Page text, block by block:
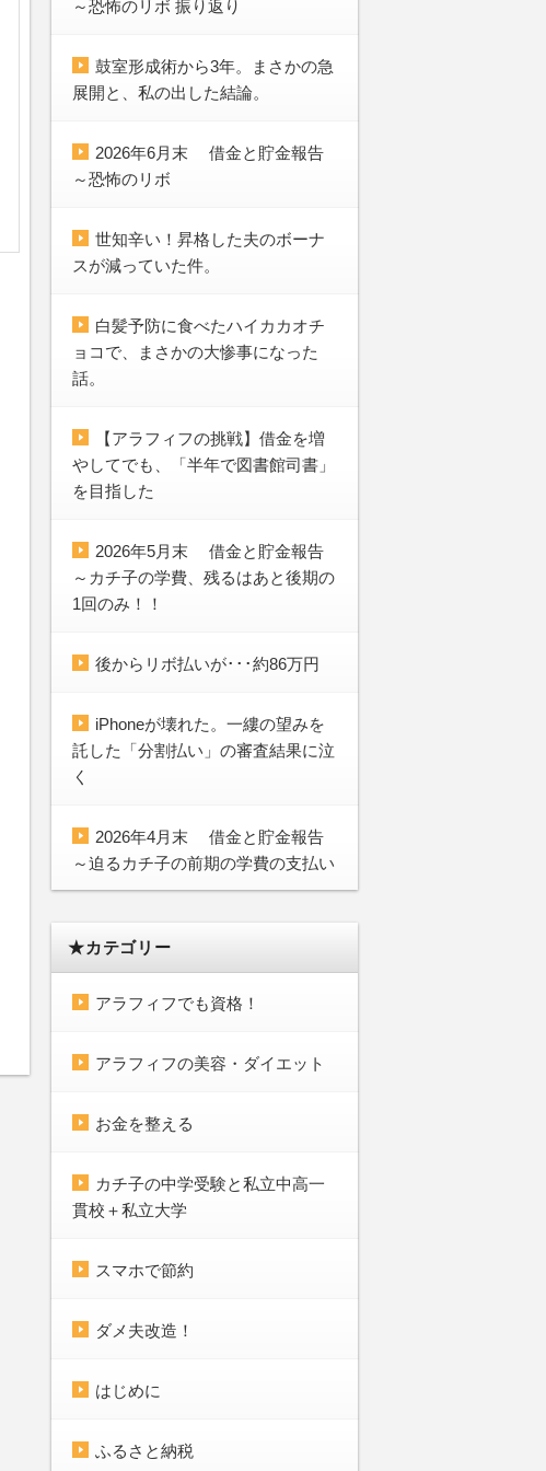
～恐怖のリボ 振り返り
鼓室形成術から3年。まさかの急
展開と、私の出した結論。
2026年6月末 借金と貯金報告
～恐怖のリボ
世知辛い！昇格した夫のボーナ
スが減っていた件。
白髪予防に食べたハイカカオチ
ョコで、まさかの大惨事になった
話。
【アラフィフの挑戦】借金を増
やしてでも、「半年で図書館司書」
を目指した
2026年5月末 借金と貯金報告
～カチ子の学費、残るはあと後期の
1回のみ！！
後からリボ払いが･･･約86万円
iPhoneが壊れた。一縷の望みを
託した「分割払い」の審査結果に泣
く
2026年4月末 借金と貯金報告
～迫るカチ子の前期の学費の支払い
★カテゴリー
アラフィフでも資格！
アラフィフの美容・ダイエット
お金を整える
カチ子の中学受験と私立中高一
貫校＋私立大学
スマホで節約
ダメ夫改造！
はじめに
ふるさと納税